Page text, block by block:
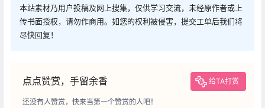
本站素材乃用户投稿及网上搜集，仅供学习交流，未经原作者或上
传书面授权，请勿作商用。如您的权利被侵害，提交工单后我们将
尽快回复！
点点赞赏，手留余香 给TA打赏
还没有人赞赏，快来当第一个赞赏的人吧！